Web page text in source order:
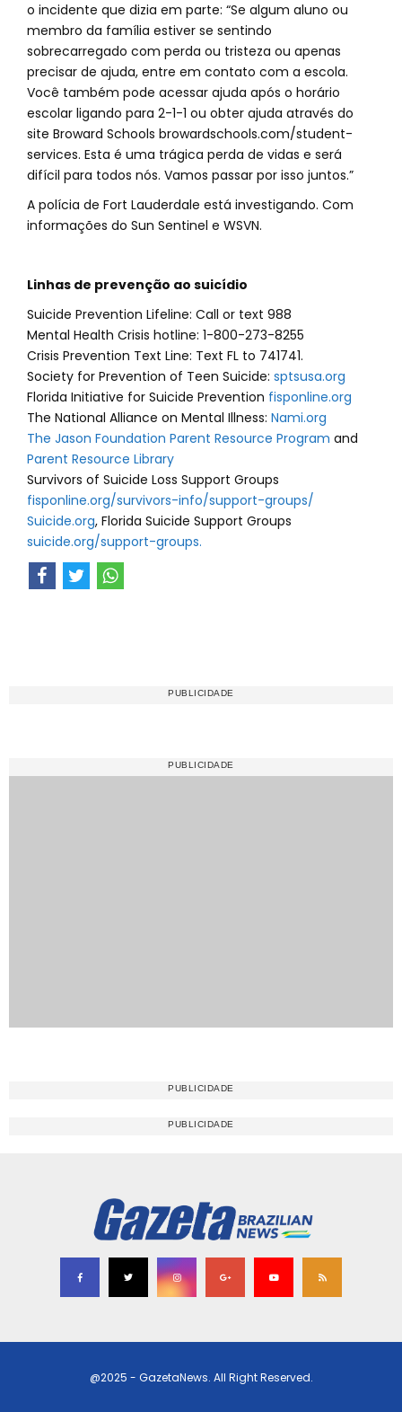
o incidente que dizia em parte: “Se algum aluno ou
membro da família estiver se sentindo
sobrecarregado com perda ou tristeza ou apenas
precisar de ajuda, entre em contato com a escola.
Você também pode acessar ajuda após o horário
escolar ligando para 2-1-1 ou obter ajuda através do
site Broward Schools browardschools.com/student-
services. Esta é uma trágica perda de vidas e será
difícil para todos nós. Vamos passar por isso juntos.”
A polícia de Fort Lauderdale está investigando. Com
informações do Sun Sentinel e WSVN.
Linhas de prevenção ao suicídio
Suicide Prevention Lifeline: Call or text 988
Mental Health Crisis hotline: 1-800-273-8255
Crisis Prevention Text Line: Text FL to 741741.
Society for Prevention of Teen Suicide: sptsusa.org
Florida Initiative for Suicide Prevention fisponline.org
The National Alliance on Mental Illness: Nami.org
The Jason Foundation Parent Resource Program and
Parent Resource Library
Survivors of Suicide Loss Support Groups
fisponline.org/survivors-info/support-groups/
Suicide.org, Florida Suicide Support Groups
suicide.org/support-groups.
@2025 - GazetaNews. All Right Reserved.